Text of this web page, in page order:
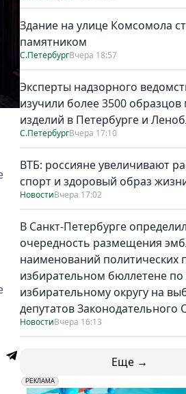
Здание на улице Комсомола
памятником
С.ПетербургВчера 18:57
Эксперты надзорного
изучили более 3500
изделий в Петербурге и
С.ПетербургВчера 17:10
ВТБ: россияне увеличивают
спорт и здоровый образ
НовостиВчера 17:02
В Санкт-Петербурге
очередность размещения
наименований политических
избирательном бюллетене
избирательному округу на
депутатов Законодательного
НовостиВчера 16:13
Еще →
erid: LdtCK5udn
РЕКЛАМА
АО "ГАТР", ИНН: 7841320717